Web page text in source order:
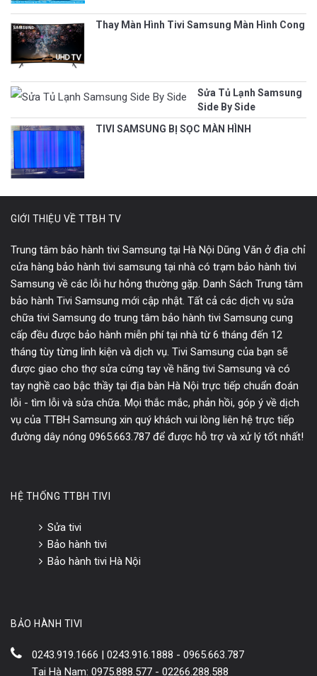
Thay Màn Hình Tivi Samsung Màn Hình Cong
Sửa Tủ Lạnh Samsung
Side By Side
TIVI SAMSUNG BỊ SỌC MÀN HÌNH
GIỚI THIỆU VỀ TTBH TV
Trung tâm bảo hành tivi Samsung tại Hà Nội Dũng Văn ở địa chỉ
cửa hàng bảo hành tivi samsung tại nhà có trạm bảo hành tivi
Samsung về các lỗi hư hỏng thường gặp. Danh Sách Trung tâm
bảo hành Tivi Samsung mới cập nhật. Tất cả các dịch vụ sửa
chữa tivi Samsung do trung tâm bảo hành tivi Samsung cung
cấp đều được bảo hành miễn phí tại nhà từ 6 tháng đến 12
tháng tùy từng linh kiện và dịch vụ. Tivi Samsung của bạn sẽ
được giao cho thợ sửa cứng tay về hãng tivi Samsung và có
tay nghề cao bậc thầy tại địa bàn Hà Nội trực tiếp chuẩn đoán
lỗi - tìm lỗi và sửa chữa. Mọi thắc mắc, phản hồi, góp ý về dịch
vụ của TTBH Samsung xin quý khách vui lòng liên hệ trực tiếp
đường dây nóng 0965.663.787 để được hỗ trợ và xử lý tốt nhất!
HỆ THỐNG TTBH TIVI
Sửa tivi
Bảo hành tivi
Bảo hành tivi Hà Nội
BẢO HÀNH TIVI
0243.919.1666 | 0243.916.1888 - 0965.663.787
Tại Hà Nam: 0975.888.577 - 02266.288.588